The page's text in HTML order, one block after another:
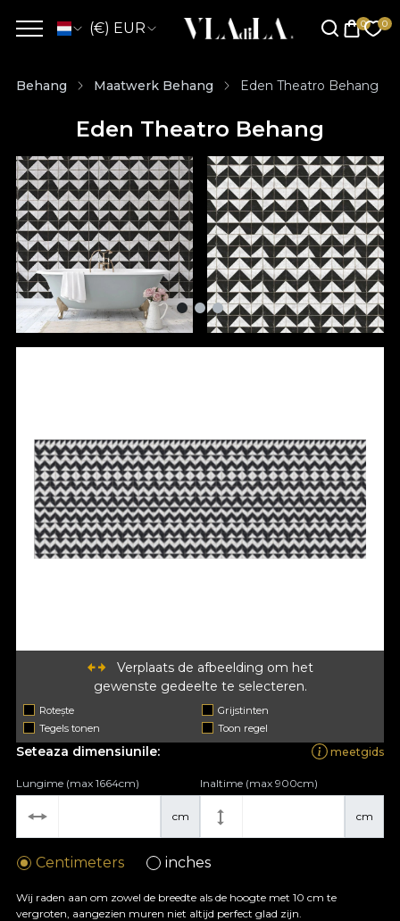
(€) EUR
Behang Maatwerk Behang Eden Theatro Behang
Eden Theatro Behang
Verplaats de afbeelding om het
gewenste gedeelte te selecteren.
Rotește
Grijstinten
Tegels tonen
Toon regel
Seteaza dimensiunile: meetgids
cm
Lungime (max 1664cm)
cm
Inaltime (max 900cm)
Centimeters inches
Wij raden aan om zowel de breedte als de hoogte met 10 cm te
vergroten, aangezien muren niet altijd perfect glad zijn.